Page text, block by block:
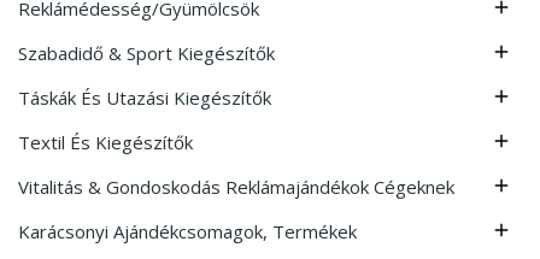
Reklámédesség/Gyümölcsök

Szabadidő & Sport Kiegészítők 
Táskák És Utazási Kiegészítők 
Textil És Kiegészítők 
Vitalitás & Gondoskodás Reklámajándékok Cégeknek 
Karácsonyi Ajándékcsomagok, Termékek 